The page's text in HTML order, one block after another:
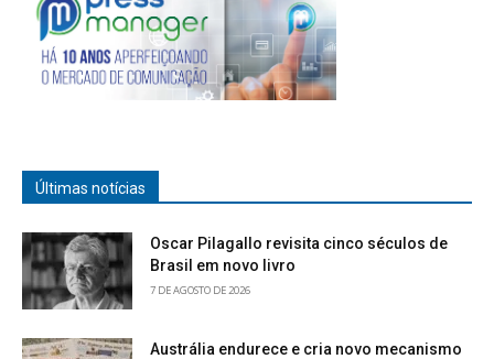
Últimas notícias
Oscar Pilagallo revisita cinco séculos de
Brasil em novo livro
7 DE AGOSTO DE 2026
Austrália endurece e cria novo mecanismo